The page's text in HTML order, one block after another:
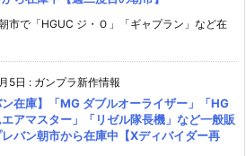
市で「HGUC ジ・Ｏ」「ギャプラン」など在
5日 : ガンプラ新作情報
ン在庫】「MG ダブルオーライザー」「HG
アマスター」「リゼル隊長機」など一般販
バン朝市から在庫中【Xディバイダー再